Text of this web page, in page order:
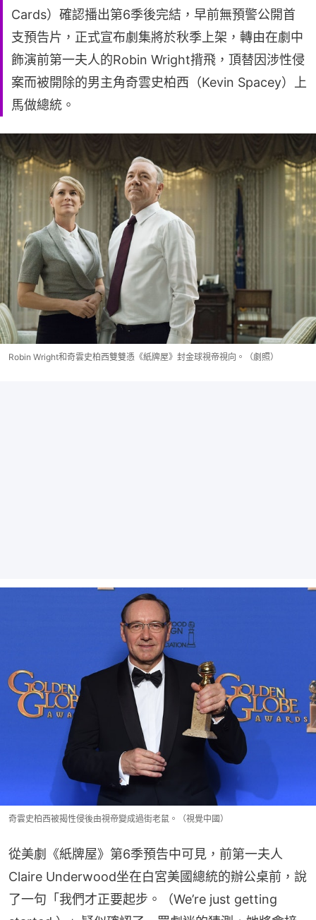
Cards）確認播出第6季後完結，早前無預警公開首
支預告片，正式宣布劇集將於秋季上架，轉由在劇中
飾演前第一夫人的Robin Wright揹飛，頂替因涉性侵
案而被開除的男主角奇雲史柏西（Kevin Spacey）上
馬做總統。
Robin Wright和奇雲史柏西雙雙憑《紙牌屋》封金球視帝視向。（劇照）
奇雲史柏西被揭性侵後由視帝變成過街老鼠。（視覺中國）
從美劇《紙牌屋》第6季預告中可見，前第一夫人
Claire Underwood坐在白宮美國總統的辦公桌前，說
了一句「我們才正要起步。（We’re just getting